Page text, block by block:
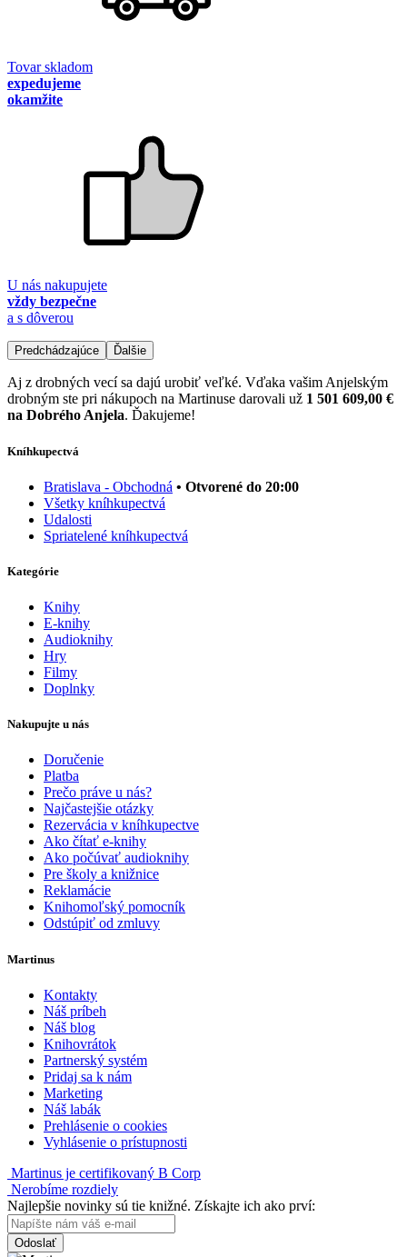
Tovar skladom
expedujeme
okamžite
U nás nakupujete
vždy bezpečne
a s dôverou
Predchádzajúce Ďalšie
Aj z drobných vecí sa dajú urobiť veľké. Vďaka vašim Anjelským
drobným ste pri nákupoch na Martinuse darovali už 1 501 609,00 €
na Dobrého Anjela. Ďakujeme!
Kníhkupectvá
Bratislava - Obchodná • Otvorené do 20:00
Všetky kníhkupectvá
Udalosti
Spriatelené kníhkupectvá
Kategórie
Knihy
E-knihy
Audioknihy
Hry
Filmy
Doplnky
Nakupujte u nás
Doručenie
Platba
Prečo práve u nás?
Najčastejšie otázky
Rezervácia v kníhkupectve
Ako čítať e-knihy
Ako počúvať audioknihy
Pre školy a knižnice
Reklamácie
Knihomoľský pomocník
Odstúpiť od zmluvy
Martinus
Kontakty
Náš príbeh
Náš blog
Knihovrátok
Partnerský systém
Pridaj sa k nám
Marketing
Náš labák
Prehlásenie o cookies
Vyhlásenie o prístupnosti
Martinus je certifikovaný B Corp
Nerobíme rozdiely
Najlepšie novinky sú tie knižné. Získajte ich ako prví:
Odoslať